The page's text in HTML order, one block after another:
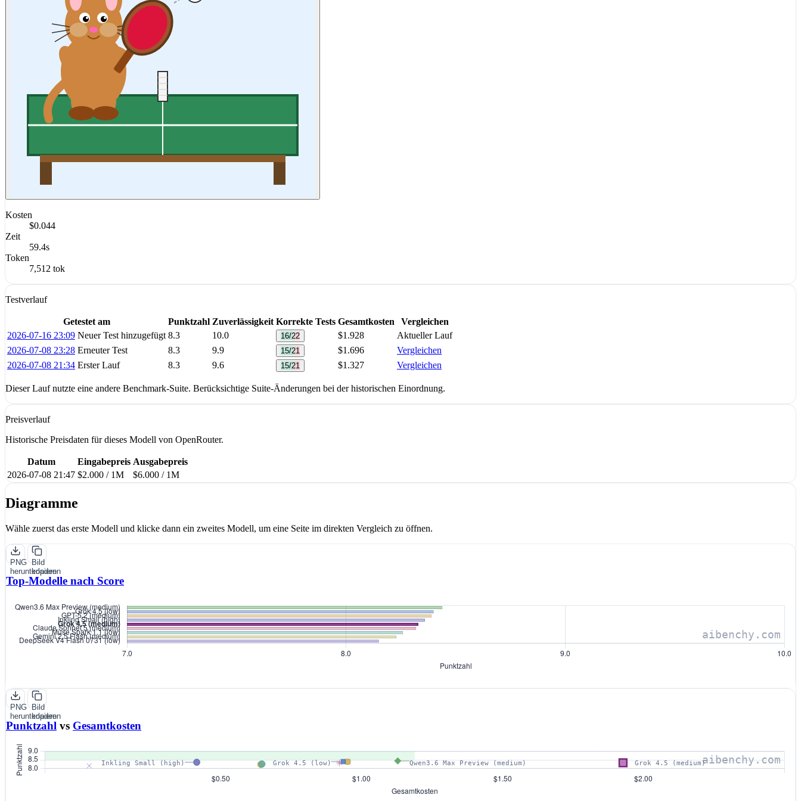
Kosten
$0.044
Zeit
59.4s
Token
7,512 tok
Testverlauf
Getestet am Punktzahl Zuverlässigkeit Korrekte Tests Gesamtkosten
Vergleichen
2026-07-16 23:09 Neuer Test hinzugefügt 8.3 10.0 16/22 $1.928
Aktueller Lauf
2026-07-08 23:28 Erneuter Test 8.3 9.9 15/21 $1.696
Vergleichen
2026-07-08 21:34 Erster Lauf 8.3 9.6 15/21 $1.327 Vergleichen
Dieser Lauf nutzte eine andere Benchmark-Suite. Berücksichtige Suite-Änderungen bei der historischen Einordnung.
Preisverlauf
Historische Preisdaten für dieses Modell von OpenRouter.
Datum Eingabepreis Ausgabepreis
2026-07-08 21:47 $2.000 / 1M $6.000 / 1M
Diagramme
Wähle zuerst das erste Modell und klicke dann ein zweites Modell, um eine Seite im direkten Vergleich zu öffnen.
PNG
herunterladen
Bild
kopieren
Top-Modelle nach Score
PNG
herunterladen
Bild
kopieren
Punktzahl vs Gesamtkosten